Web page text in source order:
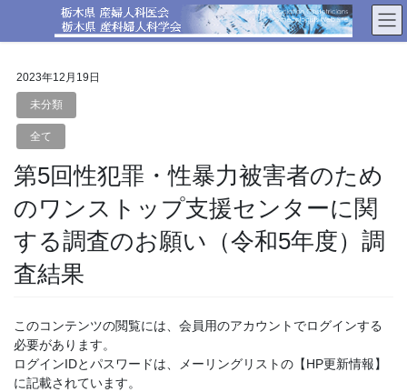
テ
ゲ
2023年12月19日
未分類
全て
第5回性犯罪・性暴力被害者のため
のワンストップ支援センターに関
する調査のお願い（令和5年度）調
査結果
このコンテンツの閲覧には、会員用のアカウントでログインする
必要があります。
ログインIDとパスワードは、メーリングリストの【HP更新情報】
に記載されています。